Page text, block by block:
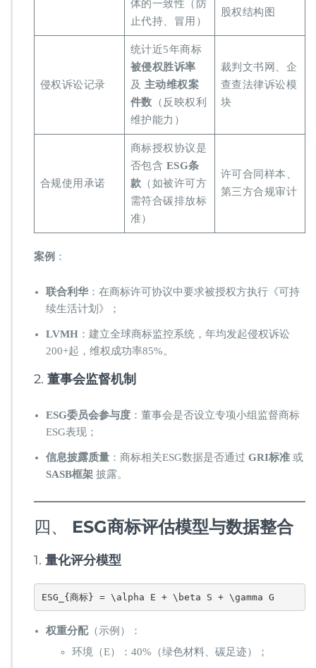
体的一致性（防
止代持、冒用）
股权结构图
侵权诉讼记录
统计近5年商标 ​
被侵权胜诉率​
及 ​ ​主动维权案
件数​ ​（反映权利
维护能力）
裁判文书网、企
查查法律诉讼模
块
合规使用承诺
商标授权协议是
否包含 ​ ​ESG条
款​ ​（如被许可方
需符合碳排放标
准）
许可合同样本、
第三方合规审计
​案例​ ​：
​联合利华​​：在商标许可协议中要求被授权方执行《可持
续生活计划》；
​LVMH​ ​：建立全球商标监控系统，年均发起侵权诉讼
200+起，维权成功率85%。
2. ​ ​董事会监督机制​
​ESG委员会参与度​ ​：董事会是否设立专项小组监督商标
ESG表现；
​信息披露质量​ ​：商标相关ESG数据是否通过 ​ ​GRI标准​ ​ 或
​SASB框架​ ​ 披露。
四、 ​ ​ESG商标评估模型与数据整合​
1. ​ ​量化评分模型​
ESG_{商标} = \alpha E + \beta S + \gamma G
​权重分配​​（示例）：
环境（E）：40%（绿色材料、碳足迹）；